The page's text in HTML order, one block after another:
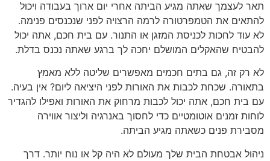
תאר לעצמך שאתה מגיע הביתה אחרי יום ארוך בעבודה ויכול
להתאים את הטמפרטורה לרמה הרצויה לפני שנכנסים פנימה.
לא עוד לחכות לכניסת המזגן או התנור. עם בית חכם, אתה יכול
להבטיח שהאקלים המושלם יחכה לך ברגע שאתה נכנס בדלת.
לא רק זה, גם בתים חכמים מאפשרים שליטה ללא מאמץ
בתאורה. שכחת לכבות את האורות לפני היציאה ליום? אין בעיה.
עם בית חכם, אתה יכול לכבות מרחוק את האורות ואפילו להגדיר
לוחות זמנים אוטומטיים כדי לחסוך באנרגיה וליצור אווירה
מסבירת פנים כשאתה מגיע הביתה.
ניהול אבטחת הבית שלך מעולם לא היה קל או נוח יותר. דרך